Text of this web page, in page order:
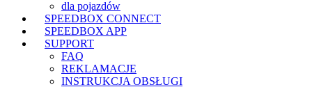
dla pojazdów
SPEEDBOX CONNECT
SPEEDBOX APP
SUPPORT
FAQ
REKLAMACJE
INSTRUKCJA OBSŁUGI